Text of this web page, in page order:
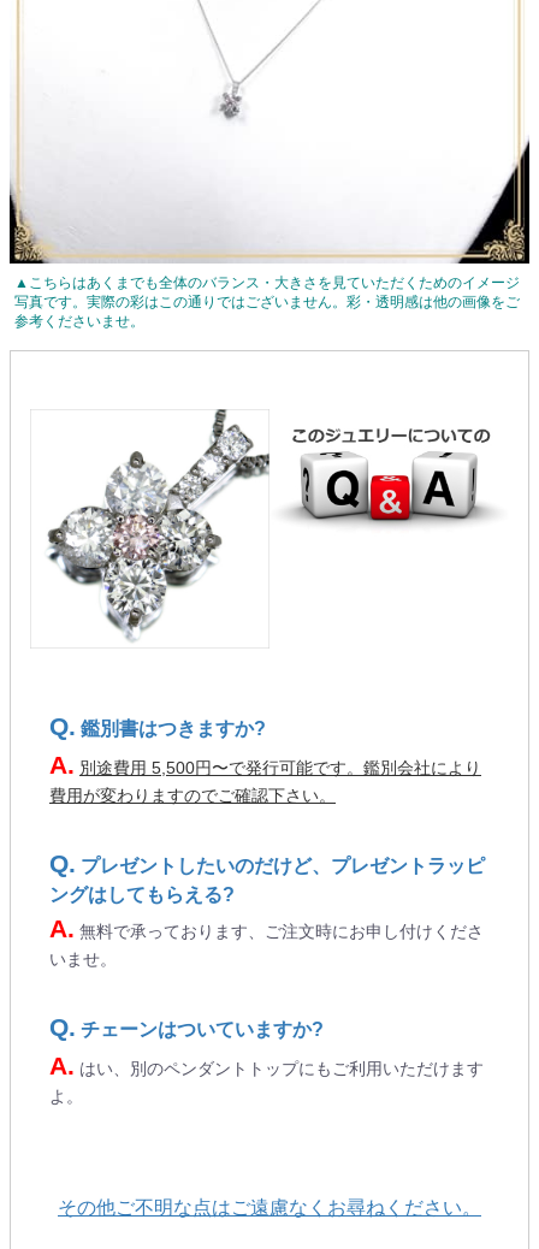
▲こちらはあくまでも全体のバランス・大きさを見ていただくためのイメージ
写真です。実際の彩はこの通りではございません。彩・透明感は他の画像をご
参考くださいませ。
鑑別書はつきますか?
別途費用 5,500円〜で発行可能です。鑑別会社により
費用が変わりますのでご確認下さい。
プレゼントしたいのだけど、プレゼントラッピ
ングはしてもらえる?
無料で承っております、ご注文時にお申し付けくださ
いませ。
チェーンはついていますか?
はい、別のペンダントトップにもご利用いただけます
よ。
その他ご不明な点はご遠慮なくお尋ねください。